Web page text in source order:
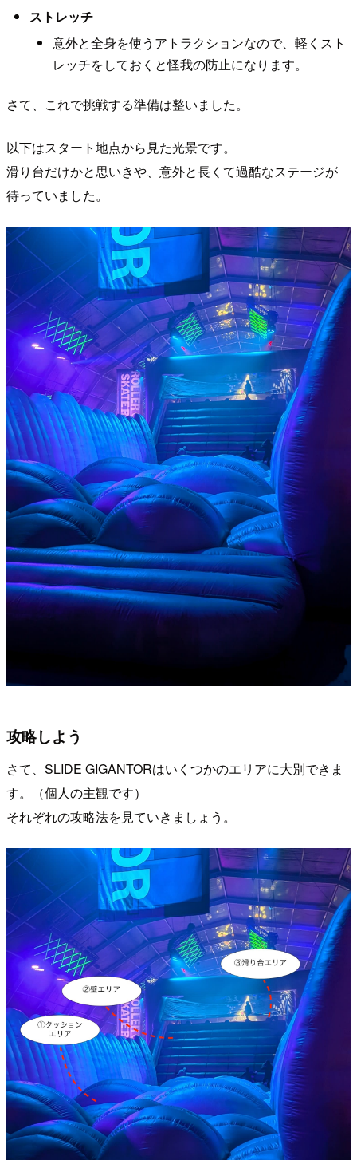
ストレッチ
意外と全身を使うアトラクションなので、軽くスト
レッチをしておくと怪我の防止になります。
さて、これで挑戦する準備は整いました。
以下はスタート地点から見た光景です。
滑り台だけかと思いきや、意外と長くて過酷なステージが
待っていました。
攻略しよう
さて、SLIDE GIGANTORはいくつかのエリアに大別できま
す。（個人の主観です）
それぞれの攻略法を見ていきましょう。